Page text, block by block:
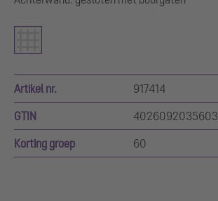
Artikel nr. 917414
GTIN 4026092035603
Korting groep 60